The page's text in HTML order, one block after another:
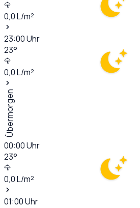
0,0L/m²
23:00Uhr
23°
0,0L/m²
Übermorgen
00:00Uhr
23°
0,0L/m²
01:00Uhr